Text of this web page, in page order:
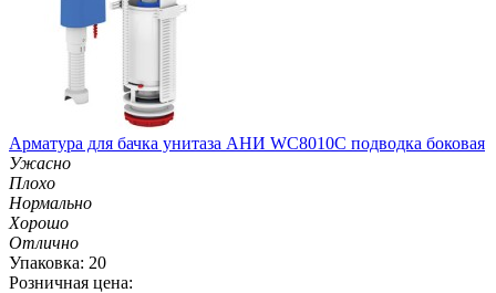
Арматура для бачка унитаза АНИ WC8010C подводка боковая
Ужасно
Плохо
Нормально
Хорошо
Отлично
Упаковка: 20
Розничная цена: